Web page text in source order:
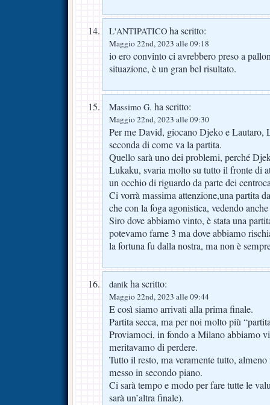
L'ANTIPATICO ha scritto:
Maggio 22nd, 2023 alle 09:18
io ero convinto ci avrebbero preso a
situazione, è un gran bel risultato.
Massimo G. ha scritto:
Maggio 22nd, 2023 alle 09:30
Per me David, giocano Djeko e Lautaro,
seconda di come va la partita.
Quello sarà uno dei problemi, perché
Lukaku, svaria molto su tutto il fronte di
un occhio di riguardo da parte dei
Ci vorrà massima attenzione,una partita
che con la foga agonistica, vedendo
Siro dove abbiamo vinto, è stata una
potevamo farne 3 ma dove abbiamo
la fortuna fu dalla nostra, ma non è
danik ha scritto:
Maggio 22nd, 2023 alle 09:44
E così siamo arrivati alla prima finale.
Partita secca, ma per noi molto più
Proviamoci, in fondo a Milano abbiamo
meritavamo di perdere.
Tutto il resto, ma veramente tutto,
messo in secondo piano.
Ci sarà tempo e modo per fare tutte le
sarà un’altra finale).